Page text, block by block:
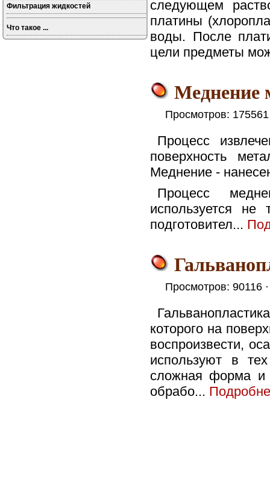
Фильтрация жидкостей
Что такое ...
следующем
платины
воды. После
цели предметы
Меднение
Просмотров:
Процесс
поверхность
Меднение -
Процесс
используется не
подготовител...
Просмотров: 90116
которого на
воспроизвести,
используют в
сложная форма и
обрабо...